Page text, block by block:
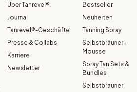
Über Tanrevel®
Journal
Tanrevel®-Geschäfte
Presse & Collabs
Karriere
Newsletter
Bestseller
Neuheiten
Tanning Spray
Selbstbräuner-
Mousse
Spray Tan Sets &
Bundles
Selbstbräuner